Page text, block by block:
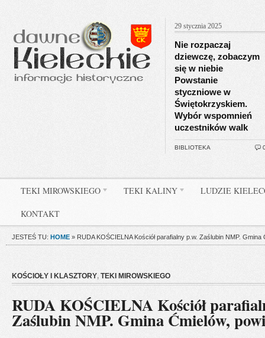
29 stycznia 2025
Nie rozpaczaj
dziewczę, zobaczym
się w niebie
Powstanie
styczniowe w
Świętokrzyskiem.
Wybór wspomnień
uczestników walk
BIBLIOTEKA
TEKI MIROWSKIEGO TEKI KALINY LUDZIE
KONTAKT
JESTEŚ TU: HOME » RUDA KOŚCIELNA Kościół parafialny p.w. Zaślubin NMP.
KOŚCIOŁY I KLASZTORY, TEKI MIROWSKIEGO
RUDA KOŚCIELNA Kościół
Zaślubin NMP. Gmina Ćmielów,